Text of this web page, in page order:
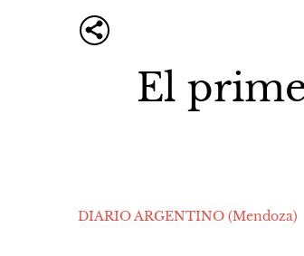
El
DIARIO ARGENTINO (Mendoza)